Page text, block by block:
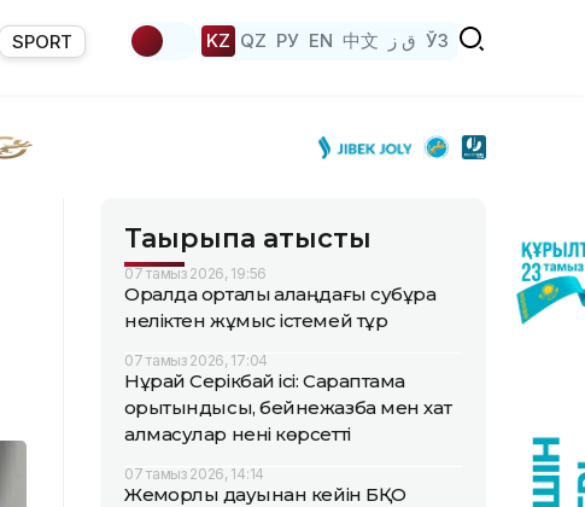
SPORT KZ QZ РУ EN 中文 ق ز ЎЗ
Тақырыпқа қатысты
07 тамыз 2026, 19:56
Оралда орталық алаңдағы субұрқақ
неліктен жұмыс істемей тұр
07 тамыз 2026, 17:04
Нұрай Серікбай ісі: Сараптама
қорытындысы, бейнежазба мен хат
алмасулар нені көрсетті
07 тамыз 2026, 14:14
Жемқорлық дауынан кейін БҚО